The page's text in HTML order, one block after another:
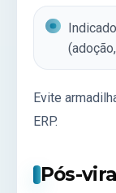
Evite
ERP.
Pós-